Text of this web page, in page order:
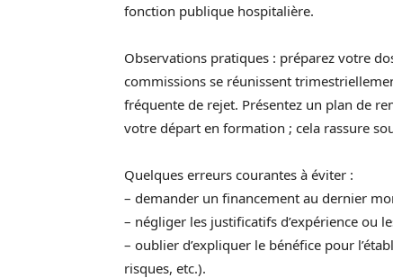
fonction publique hospitalière.
Observations pratiques : préparez votre
commissions se réunissent
fréquente de rejet. Présentez un plan de
votre départ en formation ; cela rassure
Quelques erreurs courantes à éviter :
– demander un financement au dernier
– négliger les justificatifs d’expérience ou
– oublier d’expliquer le bénéfice pour
risques, etc.).